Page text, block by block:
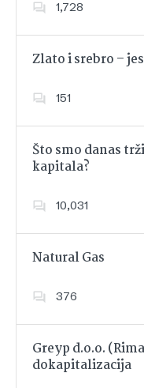
1,728
Zlato i srebro –
151
Što smo danas
kapitala?
10,031
Natural Gas
376
Greyp d.o.o.
dokapitalizacija